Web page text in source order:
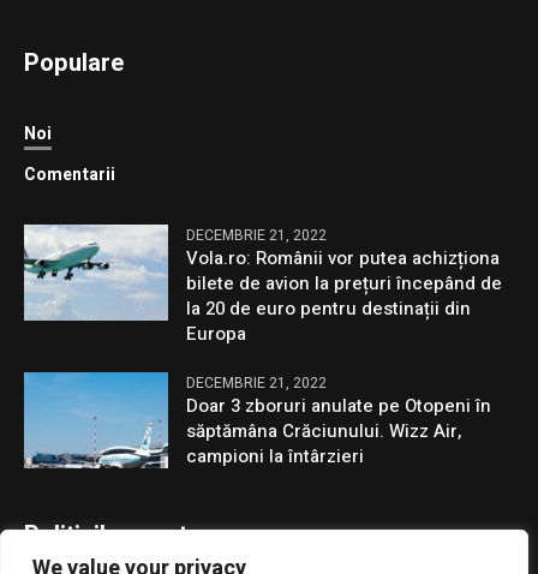
Populare
Noi
Comentarii
DECEMBRIE 21, 2022
Vola.ro: Românii vor putea achizționa
bilete de avion la prețuri începând de
la 20 de euro pentru destinații din
Europa
DECEMBRIE 21, 2022
Doar 3 zboruri anulate pe Otopeni în
săptămâna Crăciunului. Wizz Air,
campioni la întârzieri
Politicile noastre